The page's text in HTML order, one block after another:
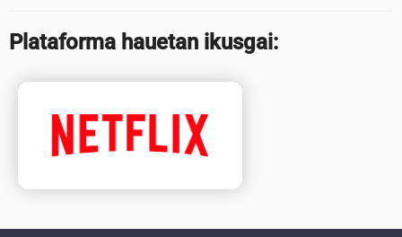
Plataforma hauetan ikusgai: